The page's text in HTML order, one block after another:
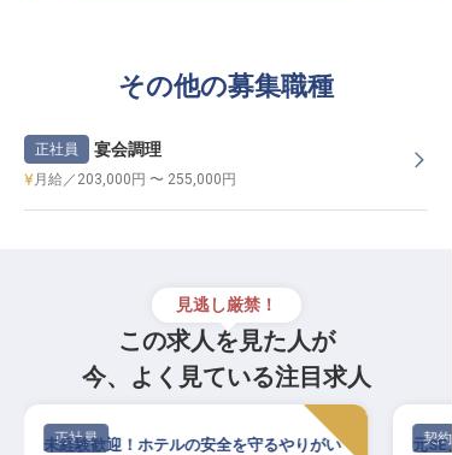
その他の募集職種
正社員 宴会調理
月給／203,000円 〜 255,000円
見逃し厳禁！
この求人を見た人が
今、よく見ている注目求人
契約社員
元SE、ショップ店員、営業など異業種出身
パ
箱根